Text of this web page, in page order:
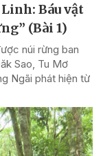
Báu vật
(Bài 1)
núi rừng ban
Sao, Tu Mơ
Ngãi phát hiện từ